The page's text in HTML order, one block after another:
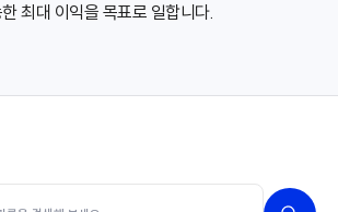
최대 이익을 목표로 일합니다.